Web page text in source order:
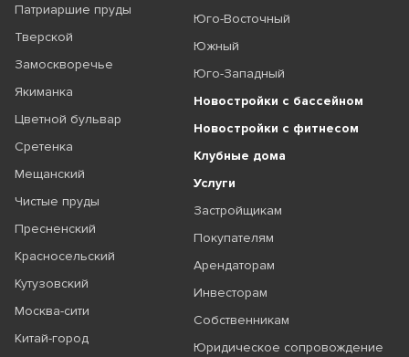
Патриаршие пруды
Тверской
Замоскворечье
Якиманка
Цветной бульвар
Сретенка
Мещанский
Чистые пруды
Пресненский
Красносельский
Кутузовский
Москва-сити
Китай-город
Юго-Восточный
Южный
Юго-Западный
Новостройки с бассейном
Новостройки с фитнесом
Клубные дома
Услуги
Застройщикам
Покупателям
Арендаторам
Инвесторам
Собственникам
Юридическое сопровождение